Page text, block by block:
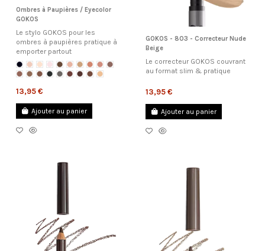
Ombres à Paupières / Eyecolor
GOKOS
Le stylo GOKOS pour les
ombres à paupières pratique à
emporter partout
13,95 €
Ajouter au panier
GOKOS - 803 - Correcteur Nude
Beige
Le correcteur GOKOS couvrant
au format slim & pratique
13,95 €
Ajouter au panier